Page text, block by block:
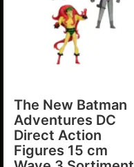
The New Batman
Adventures DC
Direct Action
Figures 15 cm